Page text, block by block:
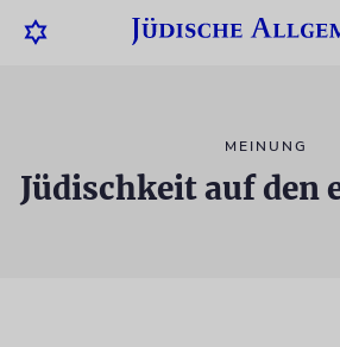
MEINUNG
Jüdischkeit auf den